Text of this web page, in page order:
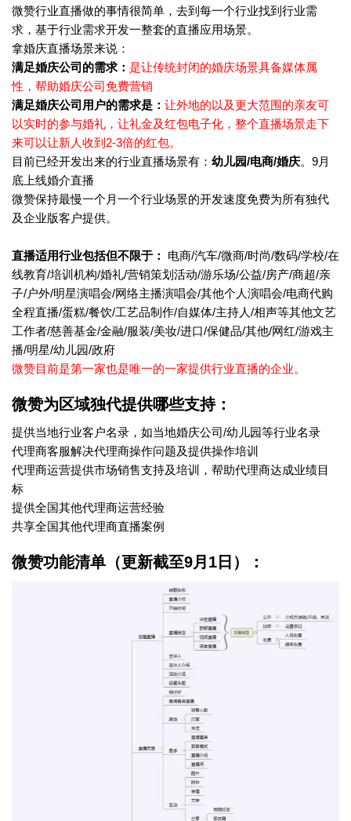
微赞行业直播做的事情很简单，去到每一个行业找到行业需
求，基于行业需求开发一整套的直播应用场景。
拿婚庆直播场景来说：
满足婚庆公司的需求： 是让传统封闭的婚庆场景具备媒体属
性，帮助婚庆公司免费营销
满足婚庆公司用户的需求是： 让外地的以及更大范围的亲友可
以实时的参与婚礼，让礼金及红包电子化，整个直播场景走下
来可以让新人收到2-3倍的红包。
目前已经开发出来的行业直播场景有： 幼儿园/电商/婚庆。9月
底上线婚介直播
微赞保持最慢一个月一个行业场景的开发速度免费为所有独代
及企业版客户提供。
直播适用行业包括但不限于：
电商/汽车/微商/时尚/数码/学校/在
线教育/培训机构/婚礼/营销策划活动/游乐场/公益/房产/商超/亲
子/户外/明星演唱会/网络主播演唱会/其他个人演唱会/电商代购
全程直播/蛋糕/餐饮/工艺品制作/自媒体/主持人/相声等其他文艺
工作者/慈善基金/金融/服装/美妆/进口/保健品/其他/网红/游戏主
播/明星/幼儿园/政府
微赞目前是第一家也是唯一的一家提供行业直播的企业。
微赞为区域独代提供哪些支持：
提供当地行业客户名录，如当地婚庆公司/幼儿园等行业名录
代理商客服解决代理商操作问题及提供操作培训
代理商运营提供市场销售支持及培训，帮助代理商达成业绩目
标
提供全国其他代理商运营经验
共享全国其他代理商直播案例
微赞功能清单（更新截至9月1日）：